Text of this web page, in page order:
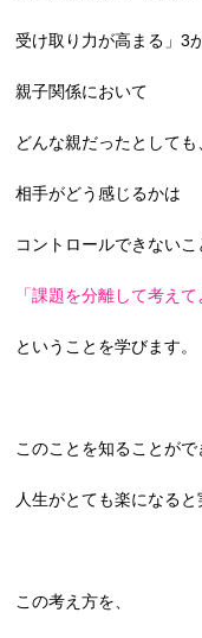
受け取り力が高まる」3
親子関係において
どんな親だったとして
相手がどう感じるかは
コントロールできない
「課題を分離して考えて
ということを学びます。
このことを知ることがで
人生がとても楽になると
この考え方を、